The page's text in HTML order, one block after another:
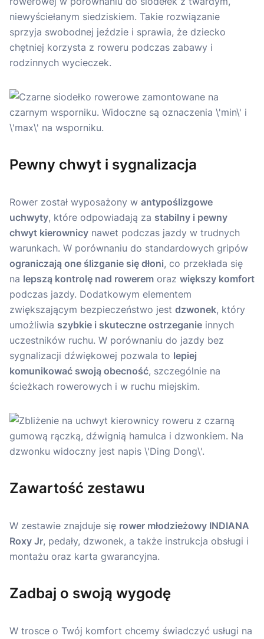
niewyściełanym siedziskiem. Takie rozwiązanie
sprzyja swobodnej jeździe i sprawia, że dziecko
chętniej korzysta z roweru podczas zabawy i
rodzinnych wycieczek.
Pewny chwyt i sygnalizacja
Rower został wyposażony w antypoślizgowe
uchwyty, które odpowiadają za stabilny i pewny
chwyt kierownicy nawet podczas jazdy w trudnych
warunkach. W porównaniu do standardowych gripów
ograniczają one ślizganie się dłoni, co przekłada się
na lepszą kontrolę nad rowerem oraz większy komfort
podczas jazdy. Dodatkowym elementem
zwiększającym bezpieczeństwo jest dzwonek, który
umożliwia szybkie i skuteczne ostrzeganie innych
uczestników ruchu. W porównaniu do jazdy bez
sygnalizacji dźwiękowej pozwala to lepiej
komunikować swoją obecność, szczególnie na
ścieżkach rowerowych i w ruchu miejskim.
Zawartość zestawu
W zestawie znajduje się rower młodzieżowy INDIANA
Roxy Jr, pedały, dzwonek, a także instrukcja obsługi i
montażu oraz karta gwarancyjna.
Zadbaj o swoją wygodę
W trosce o Twój komfort chcemy świadczyć usługi na